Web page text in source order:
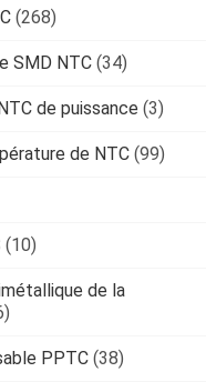
(268)
SMD NTC (34)
de puissance (3)
de NTC (99)
(10)
de la
PPTC (38)